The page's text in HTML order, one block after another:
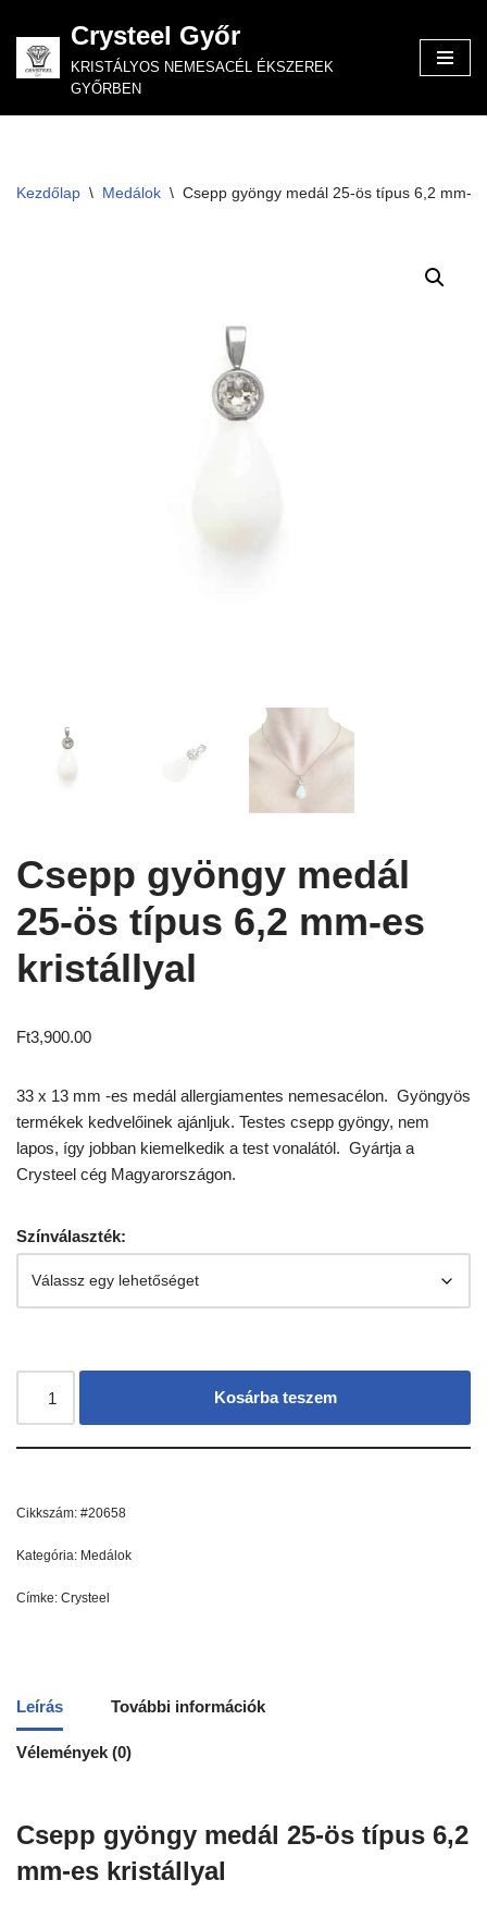
Skip
to
Crysteel Győr
KRISTÁLYOS NEMESACÉL ÉKSZEREK
GYŐRBEN
Kezdőlap \ Medálok \ Csepp gyöngy medál 25-ös típus 6,2 mm-
Csepp gyöngy medál
25-ös típus 6,2 mm-es
kristállyal
Ft3,900.00
33 x 13 mm -es medál allergiamentes nemesacélon. Gyöngyös
termékek kedvelőinek ajánljuk. Testes csepp gyöngy, nem
lapos, így jobban kiemelkedik a test vonalától. Gyártja a
Crysteel cég Magyarországon.
Színválaszték:
Kosárba teszem
Cikkszám: #20658
Kategória: Medálok
Címke: Crysteel
Leírás További információk
Vélemények (0)
Csepp gyöngy medál 25-ös típus 6,2
mm-es kristállyal